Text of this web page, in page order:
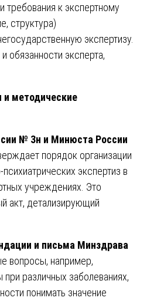
требования к экспертному
структура)
экспертизу.
обязанности эксперта,
методические
№ 3н и Минюста России
порядок организации
экспертиз в
учреждениях. Это
акт, детализирующий
и письма Минздрава
вопросы, например,
различных заболеваниях,
понимать значение